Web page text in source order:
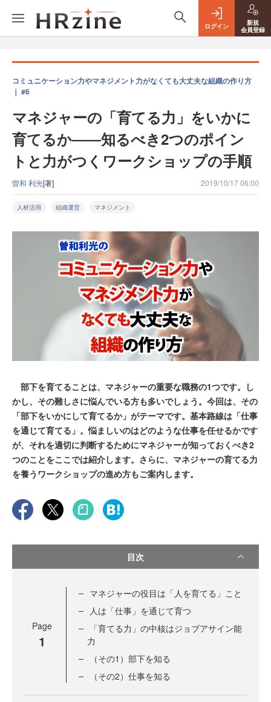
ログイン
新規
会員登録
コミュニケーション力やマネジメント力がなくても大丈夫な組織の作り方
｜ #6
マネジャーの「育てる力」をいかに
育てるか――知るべき2つのポイン
トと力がつくワークショップの手順
曽和 利光[著] 2019/10/17 06:00
人材活用 組織運営 マネジメント
部下を育てることは、マネジャーの重要な職務の1つです。し
かし、その難しさに悩んでいる方も多いでしょう。今回は、その
「部下をいかにして育てるか」がテーマです。基本路線は「仕事
を通じて育てる」。悩ましいのはどのような仕事を任せるかです
が、それを適切に判断するためにマネジャーが知っておくべき2
つのことをここでは紹介します。さらに、マネジャーの育てる力
を養うワークショップの進め方もご案内します。
目次
Page
1
マネジャーの役目は「人を育てる」こと
人は「仕事」を通じて育つ
「育てる力」の中核はジョブアサイン能
力
（その1）部下を知る
（その2）仕事を知る